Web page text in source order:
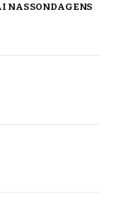
NAS SONDAGENS